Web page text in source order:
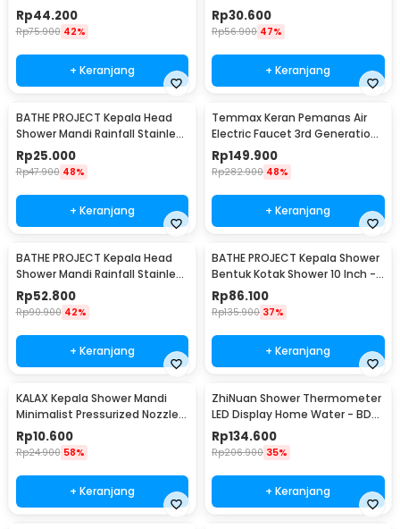
Steel Bulat - ADQ0098
Rp44.200
Rp75.900 42%
+ Keranjang
Steel Round 8 Inch - Cosmo
200
Rp30.600
Rp56.900 47%
+ Keranjang
BATHE PROJECT Kepala Head
Shower Mandi Rainfall Stainless
Steel Round 6 Inch - Cosmo
200
Rp25.000
Rp47.900 48%
+ Keranjang
Temmax Keran Pemanas Air
Electric Faucet 3rd Generation
3000W - RX-008
Rp149.900
Rp282.900 48%
+ Keranjang
BATHE PROJECT Kepala Head
Shower Mandi Rainfall Stainless
Steel Round 9.5 Inch - Cosmo
200
Rp52.800
Rp90.900 42%
+ Keranjang
BATHE PROJECT Kepala Shower
Bentuk Kotak Shower 10 Inch -
F10BXGDP
Rp86.100
Rp135.900 37%
+ Keranjang
KALAX Kepala Shower Mandi
Minimalist Pressurized Nozzle -
K001
Rp10.600
Rp24.900 58%
+ Keranjang
ZhiNuan Shower Thermometer
LED Display Home Water - BD-
LS-01
Rp134.600
Rp206.900 35%
+ Keranjang